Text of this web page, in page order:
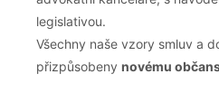
legislativou.
Všechny naše vzory smluv a
přizpůsobeny novému